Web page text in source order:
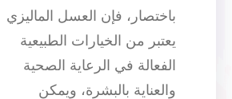
باختصار، فإن العسل الماليزي
يعتبر من الخيارات الطبيعية
الفعالة في الرعاية الصحية
والعناية بالبشرة، ويمكن